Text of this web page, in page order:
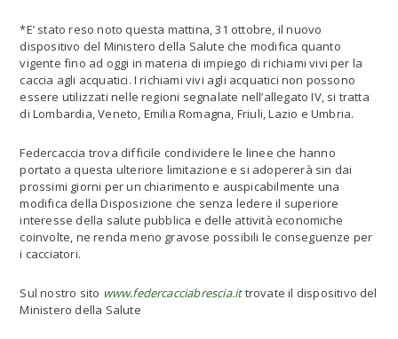
*E’ stato reso noto questa mattina, 31 ottobre, il nuovo
dispositivo del Ministero della Salute che modifica quanto
vigente fino ad oggi in materia di impiego di richiami vivi per la
caccia agli acquatici. I richiami vivi agli acquatici non possono
essere utilizzati nelle regioni segnalate nell’allegato IV, si tratta
di Lombardia, Veneto, Emilia Romagna, Friuli, Lazio e Umbria.
Federcaccia trova difficile condividere le linee che hanno
portato a questa ulteriore limitazione e si adopererà sin dai
prossimi giorni per un chiarimento e auspicabilmente una
modifica della Disposizione che senza ledere il superiore
interesse della salute pubblica e delle attività economiche
coinvolte, ne renda meno gravose possibili le conseguenze per
i cacciatori.
Sul nostro sito www.federcacciabrescia.ittrovate il dispositivo del
Ministero della Salute